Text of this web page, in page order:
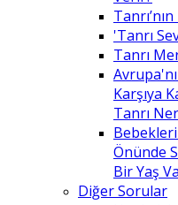
'Tanrı
Tanrı
Karşıya
Tanrı
Önünde
Bir Yaş
Diğer Sorular